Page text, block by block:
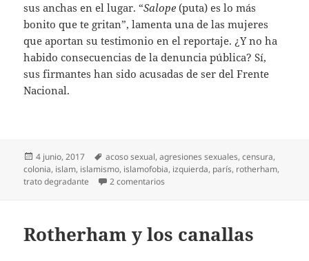
sus anchas en el lugar. “Salope (puta) es lo más
bonito que te gritan”, lamenta una de las mujeres
que aportan su testimonio en el reportaje. ¿Y no ha
habido consecuencias de la denuncia pública? Sí,
sus firmantes han sido acusadas de ser del Frente
Nacional.
Publicado
el
4 junio, 2017 Etiquetas
acoso sexual,agresiones sexuales,censura,
colonia, islam, islamismo, islamofobia, izquierda, parís, rotherham,
trato degradante
2 comentarios
Rotherham y los canallas